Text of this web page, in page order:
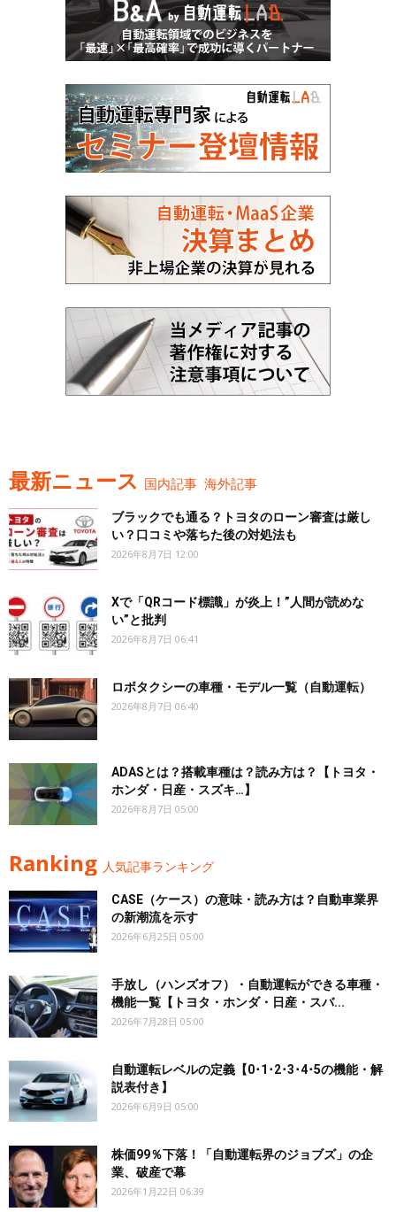
最新ニュース 国内記事 海外記事
ブラックでも通る？トヨタのローン審査は厳し
い？口コミや落ちた後の対処法も
2026年8月7日 12:00
Xで「QRコード標識」が炎上！”人間が読めな
い”と批判
2026年8月7日 06:41
ロボタクシーの車種・モデル一覧（自動運転）
2026年8月7日 06:40
ADASとは？搭載車種は？読み方は？【トヨタ・
ホンダ・日産・スズキ…】
2026年8月7日 05:00
Ranking 人気記事ランキング
CASE（ケース）の意味・読み方は？自動車業界
の新潮流を示す
2026年6月25日 05:00
手放し（ハンズオフ）・自動運転ができる車種・
機能一覧【トヨタ・ホンダ・日産・スバ...
2026年7月28日 05:00
自動運転レベルの定義【0･1･2･3･4･5の機能・解
説表付き】
2026年6月9日 05:00
株価99％下落！「自動運転界のジョブズ」の企
業、破産で幕
2026年1月22日 06:39